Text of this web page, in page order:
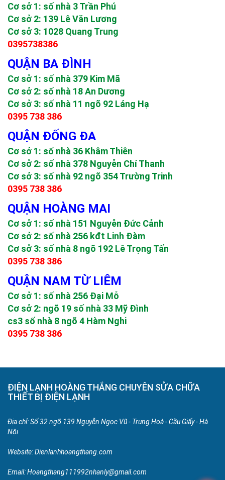
Cơ sở 1: số nhà 3 Trần Phú
Cơ sở 2: 139 Lê Văn Lương
Cơ sở 3: 1028 Quang Trung
0395738386
QUẬN BA ĐÌNH
Cơ sở 1: số nhà 379 Kim Mã
Cơ sở 2: số nhà 18 An Dương
Cơ sở 3: số nhà 11 ngõ 92 Láng Hạ
0395 738 386
QUẬN ĐỐNG ĐA
Cơ sở 1: số nhà 36 Khâm Thiên
Cơ sở 2: số nhà 378 Nguyễn Chí Thanh
Cơ sở 3: số nhà 92 ngõ 354 Trường Trinh
0395 738 386
QUẬN HOÀNG MAI
Cơ sở 1: số nhà 151 Nguyễn Đức Cảnh
Cơ sở 2: số nhà 256 kđt Linh Đàm
Cơ sở 3: số nhà 8 ngõ 192 Lê Trọng Tấn
0395 738 386
QUẬN NAM TỪ LIÊM
Cơ sở 1: số nhà 256 Đại Mỗ
Cơ sở 2: ngõ 19 số nhà 33 Mỹ Đình
cs3 số nhà 8 ngõ 4 Hàm Nghi
0395 738 386
ĐIỆN LẠNH HOÀNG THẮNG CHUYÊN SỬA CHỮA
THIẾT BỊ ĐIỆN LẠNH
Địa chỉ: Số 32 ngõ 139 Nguyễn Ngọc Vũ - Trung Hoà - Cầu Giấy - Hà
Nội
Website:Dienlanhhoangthang.com
Email: Hoangthang111992nhanly@gmail.com